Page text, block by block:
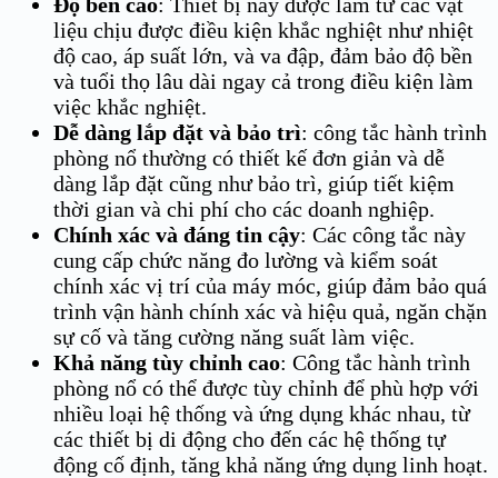
liệu chịu được điều kiện khắc nghiệt như nhiệt
độ cao, áp suất lớn, và va đập, đảm bảo độ bền
và tuổi thọ lâu dài ngay cả trong điều kiện làm
việc khắc nghiệt.
Dễ dàng lắp đặt và bảo trì: công tắc hành trình
phòng nổ thường có thiết kế đơn giản và dễ
dàng lắp đặt cũng như bảo trì, giúp tiết kiệm
thời gian và chi phí cho các doanh nghiệp.
Chính xác và đáng tin cậy: Các công tắc này
cung cấp chức năng đo lường và kiểm soát
chính xác vị trí của máy móc, giúp đảm bảo quá
trình vận hành chính xác và hiệu quả, ngăn chặn
sự cố và tăng cường năng suất làm việc.
Khả năng tùy chỉnh cao: Công tắc hành trình
phòng nổ có thể được tùy chỉnh để phù hợp với
nhiều loại hệ thống và ứng dụng khác nhau, từ
các thiết bị di động cho đến các hệ thống tự
động cố định, tăng khả năng ứng dụng linh hoạt.